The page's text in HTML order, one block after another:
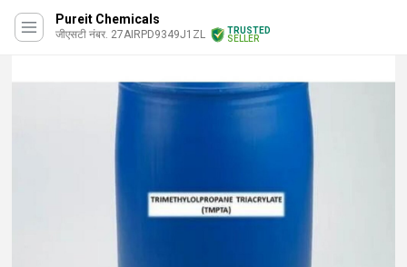
Pureit Chemicals
जीएसटी नंबर. 27AIRPD9349J1ZL
TRUSTED
SELLER